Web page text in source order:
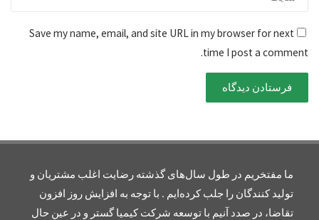
Save my name, email, and site URL in my browser for next
time I post a comment.
ما مفتخریم در طول سال‌های گذشته رضایت اغلب مشتریان و
تولید کنندگان را جلب کرده‌ایم . با توجه به افزایش روز افزون
تقاضا، در صدد آنیم با توسعه شرکت کیمیا گستر و در عین حال